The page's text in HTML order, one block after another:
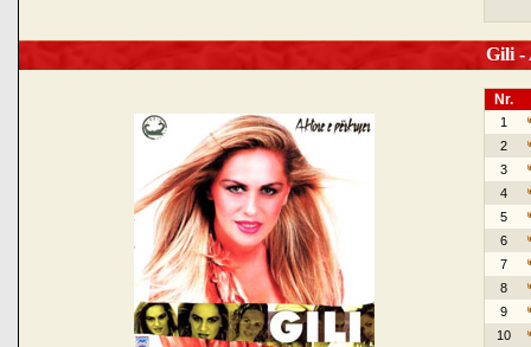
Gili -
Nr.
1
2
3
4
5
6
7
8
9
10